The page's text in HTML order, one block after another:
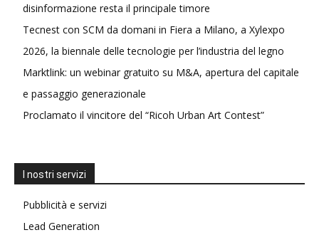
disinformazione resta il principale timore
Tecnest con SCM da domani in Fiera a Milano, a Xylexpo
2026, la biennale delle tecnologie per l’industria del legno
Marktlink: un webinar gratuito su M&A, apertura del capitale
e passaggio generazionale
Proclamato il vincitore del “Ricoh Urban Art Contest”
I nostri servizi
Pubblicità e servizi
Lead Generation